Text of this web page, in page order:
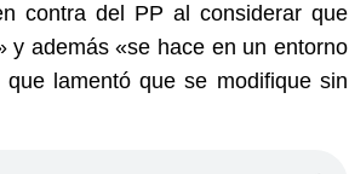
contra del PP al considerar que
y además «se hace en un entorno
lamentó que se modifique sin